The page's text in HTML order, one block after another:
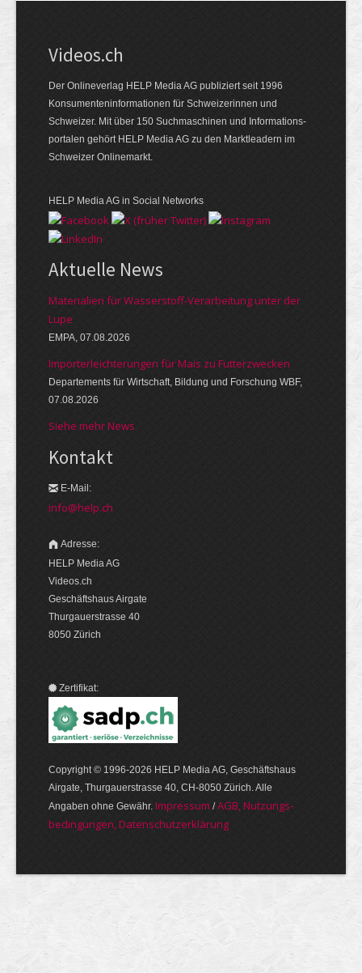
Videos.ch
Der Onlineverlag HELP Media AG publiziert seit 1996
Konsumenten­informationen für Schweizerinnen und
Schweizer. Mit über 150 Suchmaschinen und Informations­
portalen gehört HELP Media AG zu den Marktleadern im
Schweizer Onlinemarkt.
HELP Media AG in Social Networks
Aktuelle News
Materialien für Wasserstoff-Verarbeitung unter der
Lupe
EMPA, 07.08.2026
Importerleichterungen für Mais zu Futterzwecken
Departements für Wirtschaft, Bildung und Forschung WBF,
07.08.2026
Siehe mehr News
Kontakt
E-Mail:
info@help.ch
Adresse:
HELP Media AG
Videos.ch
Geschäftshaus Airgate
Thurgauerstrasse 40
8050 Zürich
Zertifikat:
Copyright © 1996-2026 HELP Media AG, Geschäftshaus
Airgate, Thurgauer­strasse 40, CH-8050 Zürich. Alle
Angaben ohne Gewähr. Im­pres­sum /AGB, Nut­zungs­
bedin­gungen, Daten­schutz­er­klärung